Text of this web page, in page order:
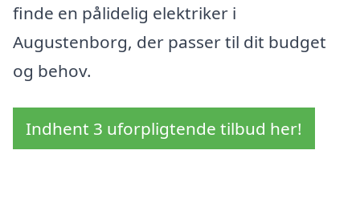
finde en pålidelig elektriker i
Augustenborg, der passer til dit budget
og behov.
Indhent 3 uforpligtende tilbud her!